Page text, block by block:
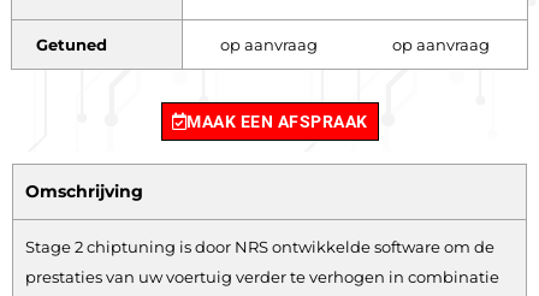
Getuned op aanvraag op aanvraag
MAAK EEN AFSPRAAK
Omschrijving
Stage 2 chiptuning is door NRS ontwikkelde software om de
prestaties van uw voertuig verder te verhogen in combinatie